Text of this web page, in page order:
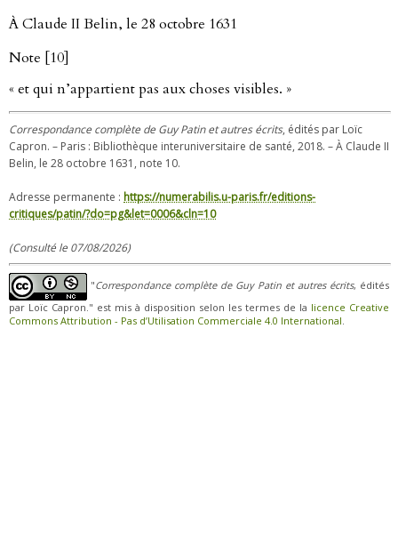
À Claude II Belin, le 28 octobre 1631
Note [10]
« et qui n’appartient pas aux choses visibles. »
Correspondance complète de Guy Patin et autres écrits, édités par Loïc
Capron. – Paris : Bibliothèque interuniversitaire de santé, 2018. – À Claude II
Belin, le 28 octobre 1631, note 10.
Adresse permanente : https://numerabilis.u-paris.fr/editions-
critiques/patin/?do=pg&let=0006&cln=10
(Consulté le 07/08/2026)
"Correspondance complète de Guy Patin et autres écrits, édités
par Loïc Capron." est mis à disposition selon les termes de la licence Creative
Commons Attribution - Pas d’Utilisation Commerciale 4.0 International.